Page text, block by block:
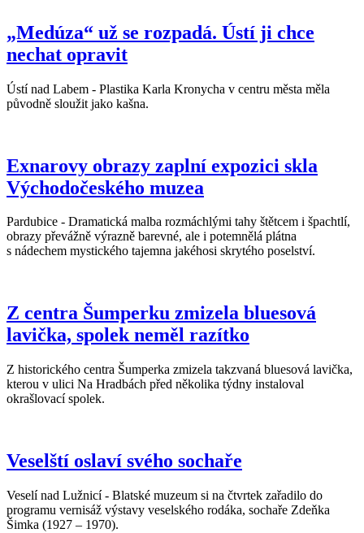
„Medúza“ už se rozpadá. Ústí ji chce
nechat opravit
Ústí nad Labem - Plastika Karla Kronycha v centru města měla
původně sloužit jako kašna.
Exnarovy obrazy zaplní expozici skla
Východočeského muzea
Pardubice - Dramatická malba rozmáchlými tahy štětcem i špachtlí,
obrazy převážně výrazně barevné, ale i potemnělá plátna
s nádechem mystického tajemna jakéhosi skrytého poselství.
Z centra Šumperku zmizela bluesová
lavička, spolek neměl razítko
Z historického centra Šumperka zmizela takzvaná bluesová lavička,
kterou v ulici Na Hradbách před několika týdny instaloval
okrašlovací spolek.
Veselští oslaví svého sochaře
Veselí nad Lužnicí - Blatské muzeum si na čtvrtek zařadilo do
programu vernisáž výstavy veselského rodáka, sochaře Zdeňka
Šimka (1927 – 1970).